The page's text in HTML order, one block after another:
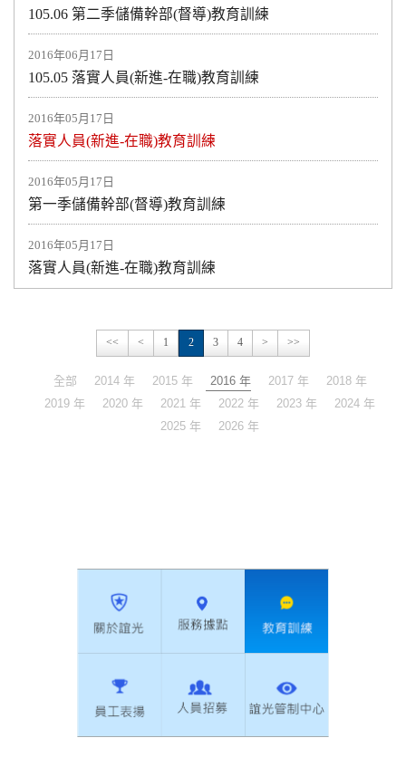
105.06 第二季儲備幹部(督導)教育訓練
2016年06月17日
105.05 落實人員(新進-在職)教育訓練
2016年05月17日
落實人員(新進-在職)教育訓練
2016年05月17日
第一季儲備幹部(督導)教育訓練
2016年05月17日
落實人員(新進-在職)教育訓練
<< < 1 2 3 4 > >>
全部 2014 年 2015 年 2016 年 2017 年
2018 年
2019 年
2020 年 2021 年 2022 年 2023 年
2024 年
2025 年
2026 年